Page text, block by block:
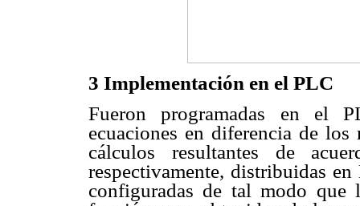
3 Implementación en el PLC
Fueron programadas en el
ecuaciones en diferencia de los
cálculos resultantes de
respectivamente, distribuidas
configuradas de tal modo que